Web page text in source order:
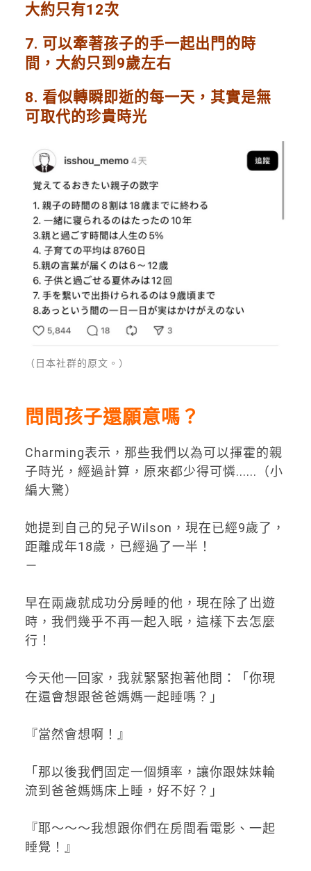
大約只有12次
7. 可以牽著孩子的手一起出門的時
間，大約只到9歲左右
8. 看似轉瞬即逝的每一天，其實是無
可取代的珍貴時光
（日本社群的原文。）
問問孩子還願意嗎？
Charming表示，那些我們以為可以揮霍的親
子時光，經過計算，原來都少得可憐......（小
編大驚）
她提到自己的兒子Wilson，現在已經9歲了，
距離成年18歲，已經過了一半！
－
早在兩歲就成功分房睡的他，現在除了出遊
時，我們幾乎不再一起入眠，這樣下去怎麼
行！
今天他一回家，我就緊緊抱著他問：「你現
在還會想跟爸爸媽媽一起睡嗎？」
『當然會想啊！』
「那以後我們固定一個頻率，讓你跟妹妹輪
流到爸爸媽媽床上睡，好不好？」
『耶～～～我想跟你們在房間看電影、一起
睡覺！』